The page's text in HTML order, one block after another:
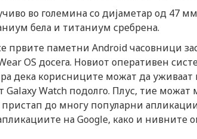
во големина со дијаметар од 47
бела и титаниум сребрена.
првите паметни Android часовници
OS досега. Новиот оперативен
дека корисниците можат да уживаат
Galaxy Watch подолго. Плус, тие
пристап до многу популарни
апликациите на Google, како и